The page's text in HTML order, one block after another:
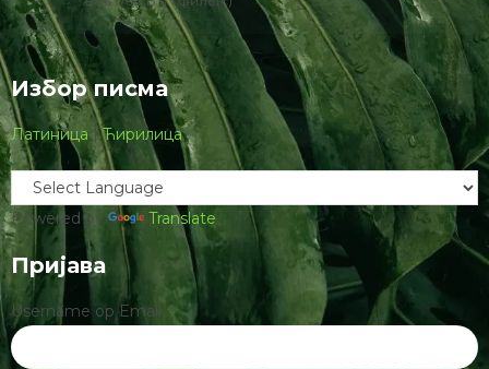
Избор писма
Латиница |Ћирилица
Powered by Translate
Пријава
Username ор Email